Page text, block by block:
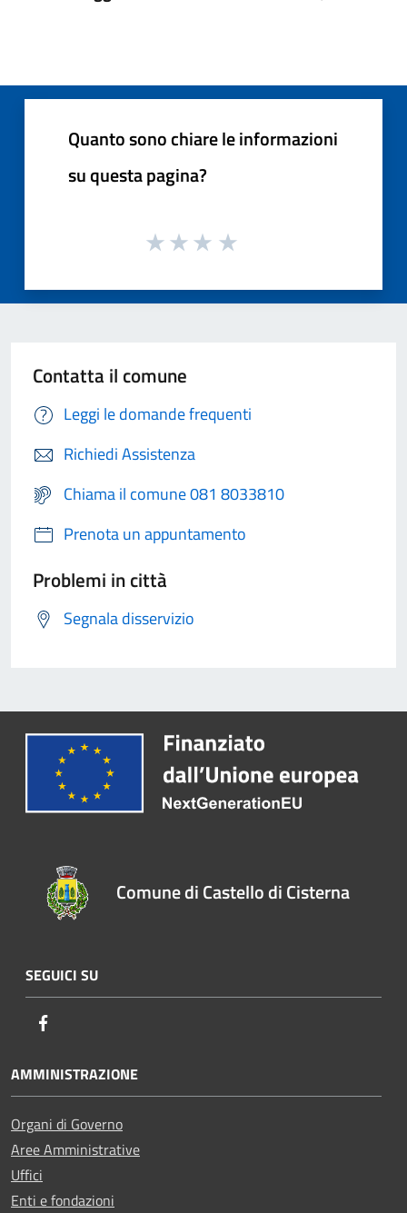
Quanto sono chiare le informazioni
su questa pagina?
Contatta il comune
Leggi le domande frequenti
Richiedi Assistenza
Chiama il comune 081 8033810
Prenota un appuntamento
Problemi in città
Segnala disservizio
Comune di Castello di Cisterna
SEGUICI SU
AMMINISTRAZIONE
Organi di Governo
Aree Amministrative
Uffici
Enti e fondazioni